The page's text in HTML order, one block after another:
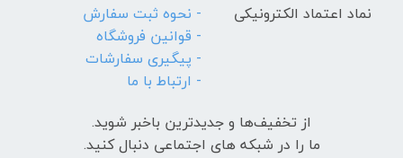
نماد اعتماد الکترونیکی
- نحوه ثبت سفارش
- قوانین فروشگاه
- پیگیری سفارشات
- ارتباط با ما
از تخفیف‌ها و جدیدترین‌ باخبر شوید.
ما را در شبکه های اجتماعی دنبال کنید.